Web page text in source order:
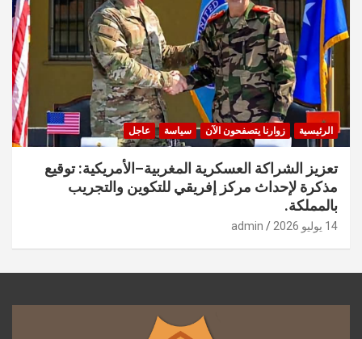
الرئيسية زوارنا يتصفحون الآن سياسة عاجل
تعزيز الشراكة العسكرية المغربية–الأمريكية: توقيع
مذكرة لإحداث مركز إفريقي للتكوين والتجريب
بالمملكة.
14 يوليو 2026 admin